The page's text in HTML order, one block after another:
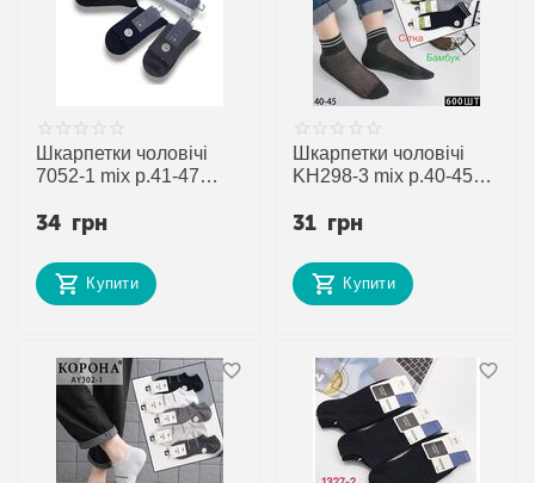
Шкарпетки чоловічі
7052-1 mix р.41-47
оптом від прямого
34 грн
Купити
Шкарпетки чоловічі
KH298-3 mix р.40-45
оптом від прямого
31 грн
Купити